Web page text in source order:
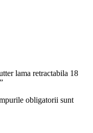
lama retractabila 18
obligatorii sunt